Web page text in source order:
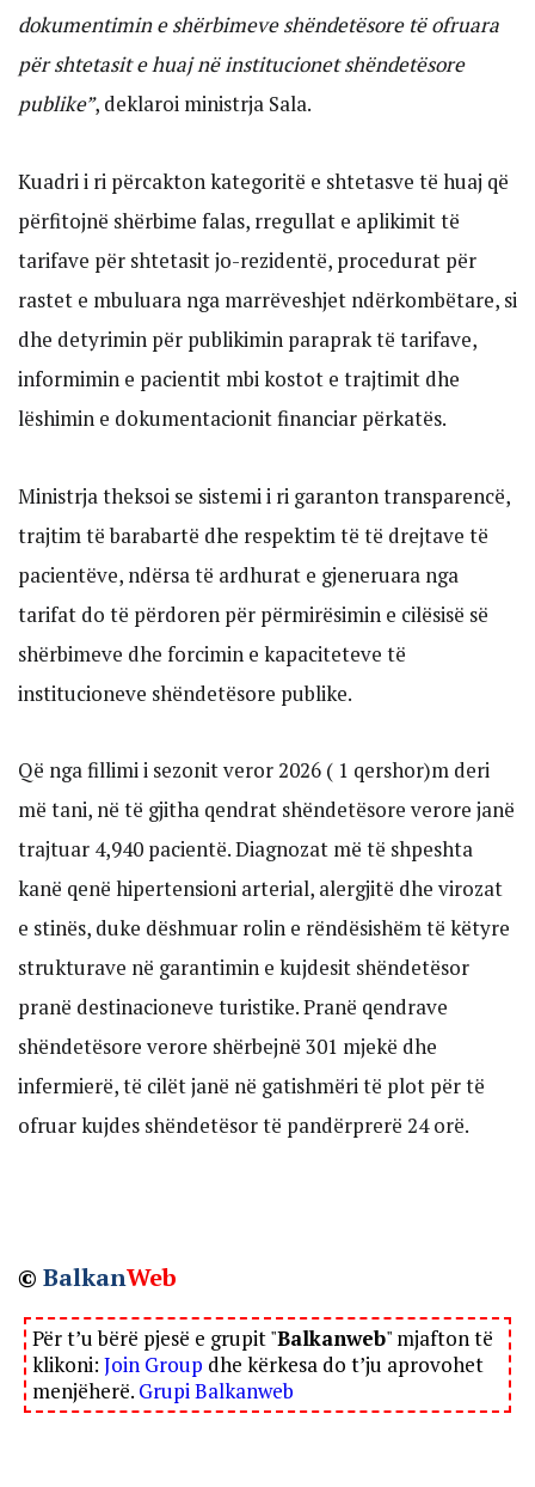
dokumentimin e shërbimeve shëndetësore të ofruara
për shtetasit e huaj në institucionet shëndetësore
publike”, deklaroi ministrja Sala.
Kuadri i ri përcakton kategoritë e shtetasve të huaj që
përfitojnë shërbime falas, rregullat e aplikimit të
tarifave për shtetasit jo-rezidentë, procedurat për
rastet e mbuluara nga marrëveshjet ndërkombëtare, si
dhe detyrimin për publikimin paraprak të tarifave,
informimin e pacientit mbi kostot e trajtimit dhe
lëshimin e dokumentacionit financiar përkatës.
Ministrja theksoi se sistemi i ri garanton transparencë,
trajtim të barabartë dhe respektim të të drejtave të
pacientëve, ndërsa të ardhurat e gjeneruara nga
tarifat do të përdoren për përmirësimin e cilësisë së
shërbimeve dhe forcimin e kapaciteteve të
institucioneve shëndetësore publike.
Që nga fillimi i sezonit veror 2026 ( 1 qershor)m deri
më tani, në të gjitha qendrat shëndetësore verore janë
trajtuar 4,940 pacientë. Diagnozat më të shpeshta
kanë qenë hipertensioni arterial, alergjitë dhe virozat
e stinës, duke dëshmuar rolin e rëndësishëm të këtyre
strukturave në garantimin e kujdesit shëndetësor
pranë destinacioneve turistike. Pranë qendrave
shëndetësore verore shërbejnë 301 mjekë dhe
infermierë, të cilët janë në gatishmëri të plot për të
ofruar kujdes shëndetësor të pandërprerë 24 orë.
© BalkanWeb
Për t’u bërë pjesë e grupit "Balkanweb" mjafton të
klikoni: Join Group dhe kërkesa do t’ju aprovohet
menjëherë. Grupi Balkanweb